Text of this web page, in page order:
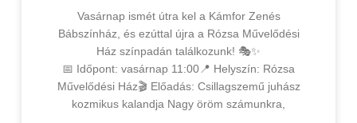
Vasárnap ismét útra kel a Kámfor Zenés
Bábszínház, és ezúttal újra a Rózsa Művelődési
Ház színpadán találkozunk! 🎭✨
📅 Időpont: vasárnap 11:00📍 Helyszín: Rózsa
Művelődési Ház🎬 Előadás: Csillagszemű juhász
kozmikus kalandja Nagy öröm számunkra,